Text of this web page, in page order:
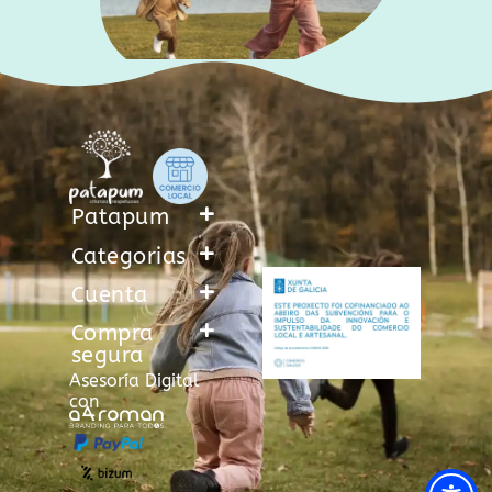
Patapum
Categorias
Cuenta
Compra
segura
Asesoría Digital
con